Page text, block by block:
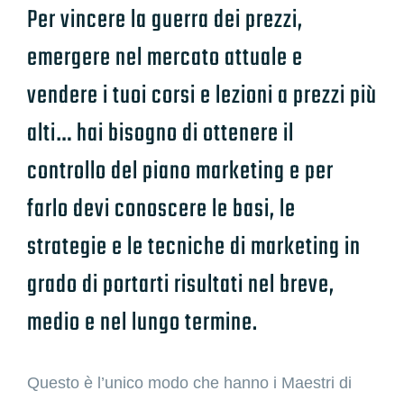
Per vincere la guerra dei prezzi,
emergere nel mercato attuale e
vendere i tuoi corsi e lezioni a prezzi più
alti… hai bisogno di ottenere il
controllo del piano marketing e per
farlo devi conoscere le basi, le
strategie e le tecniche di marketing in
grado di portarti risultati nel breve,
medio e nel lungo termine.
Questo è l’unico modo che hanno i Maestri di